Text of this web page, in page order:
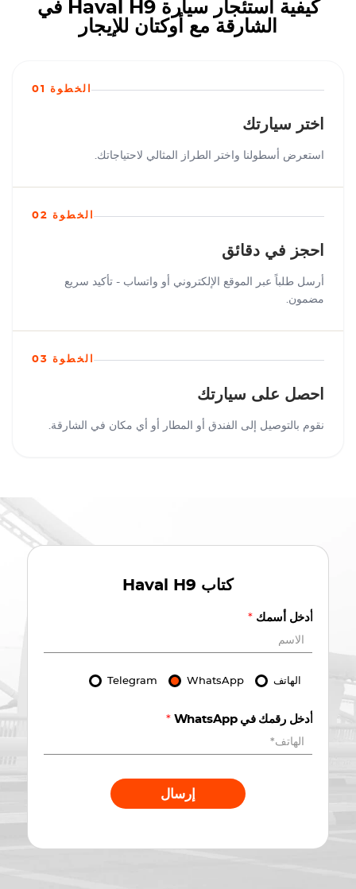
كيفية استئجار سيارة Haval H9 في
الشارقة مع أوكتان للإيجار
الخطوة 01
اختر سيارتك
استعرض أسطولنا واختر الطراز المثالي لاحتياجاتك.
الخطوة 02
احجز في دقائق
أرسل طلباً عبر الموقع الإلكتروني أو واتساب - تأكيد سريع
مضمون.
الخطوة 03
احصل على سيارتك
نقوم بالتوصيل إلى الفندق أو المطار أو أي مكان في الشارقة.
كتاب Haval H9
أدخل أسمك *
الهاتف WhatsApp
Telegram
أدخل رقمك في WhatsApp *
إرسال